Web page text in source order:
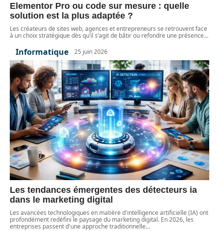
Elementor Pro ou code sur mesure : quelle
solution est la plus adaptée ?
Les créateurs de sites web, agences et entrepreneurs se retrouvent face
à un choix stratégique dès qu’il s’agit de bâtir ou refondre une présence…
Informatique 25 juin 2026
Les tendances émergentes des détecteurs ia
dans le marketing digital
Les avancées technologiques en matière d'intelligence artificielle (IA) ont
profondément redéfini le paysage du marketing digital. En 2026, les
entreprises passent d'une approche traditionnelle…